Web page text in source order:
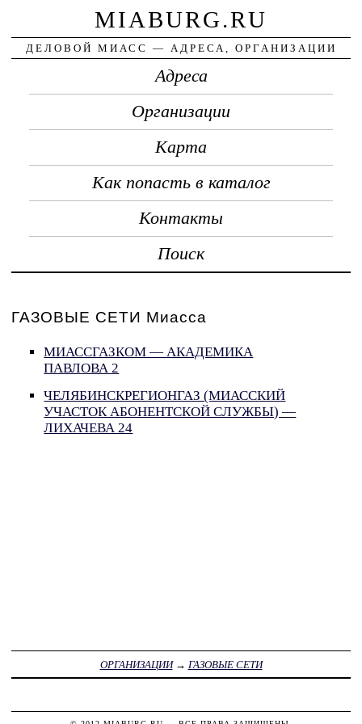
MIABURG.RU
ДЕЛОВОЙ МИАСС — АДРЕСА, ОРГАНИЗАЦИИ
Адреса
Организации
Карта
Как попасть в каталог
Контакты
Поиск
ГАЗОВЫЕ СЕТИ Миасса
МИАССГАЗКОМ — АКАДЕМИКА
ПАВЛОВА 2
ЧЕЛЯБИНСКРЕГИОНГАЗ (МИАССКИЙ
УЧАСТОК АБОНЕНТСКОЙ СЛУЖБЫ) —
ЛИХАЧЕВА 24
ОРГАНИЗАЦИИ→ ГАЗОВЫЕ СЕТИ